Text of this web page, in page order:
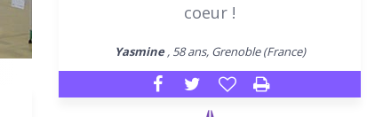
coeur !
Yasmine, 58 ans, Grenoble (France)